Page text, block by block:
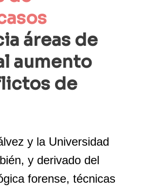
áreas de
aumento
de
y la Universidad
y derivado del
forense, técnicas